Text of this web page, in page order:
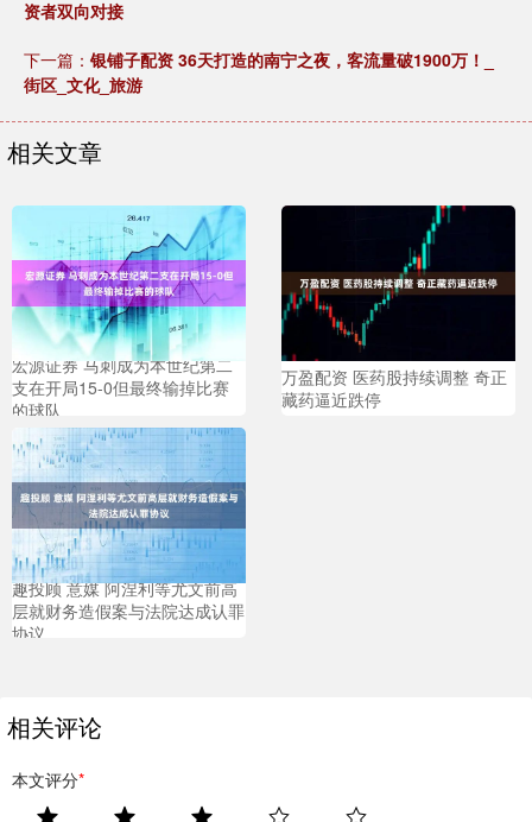
资者双向对接
下一篇： 银铺子配资 36天打造的南宁之夜，客流量破1900万！_
街区_文化_旅游
相关文章
宏源证券 马刺成为本世纪第二
支在开局15-0但最终输掉比赛
的球队
万盈配资 医药股持续调整 奇正
藏药逼近跌停
趣投顾 意媒 阿涅利等尤文前高
层就财务造假案与法院达成认罪
协议
相关评论
本文评分*